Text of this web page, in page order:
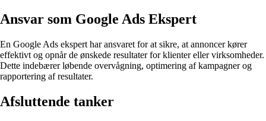
Ansvar som Google Ads Ekspert
En Google Ads ekspert har ansvaret for at sikre, at annoncer kører
effektivt og opnår de ønskede resultater for klienter eller virksomheder.
Dette indebærer løbende overvågning, optimering af kampagner og
rapportering af resultater.
Afsluttende tanker